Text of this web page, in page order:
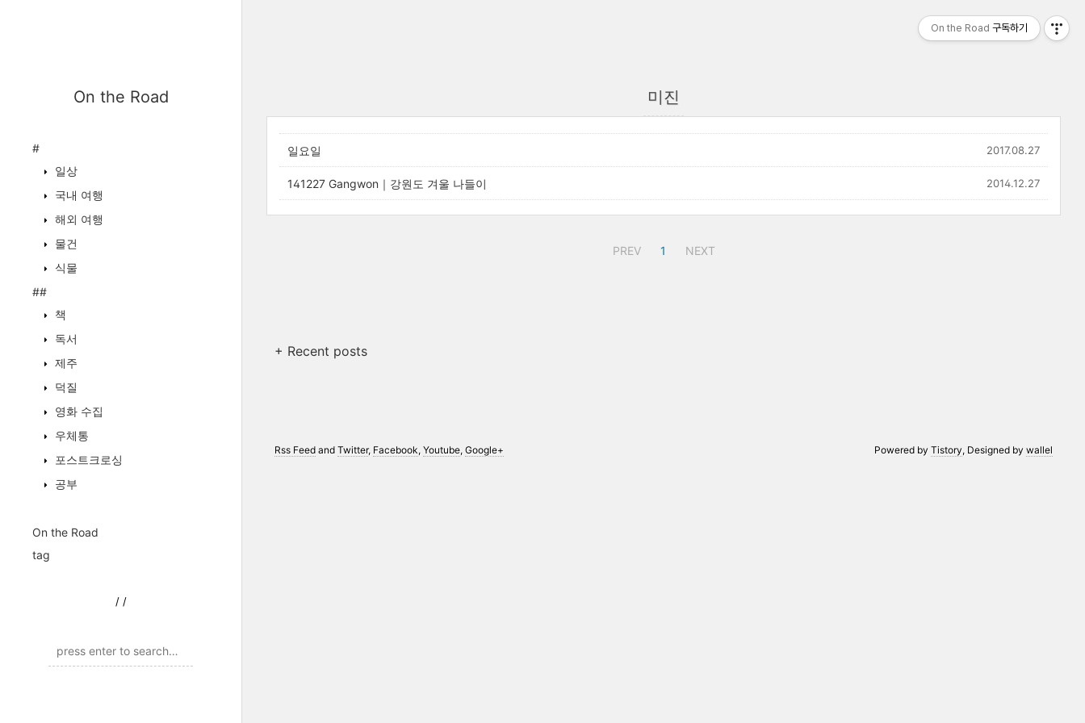
On the Road
#
일상
국내 여행
해외 여행
물건
식물
##
책
독서
제주
덕질
영화 수집
우체통
포스트크로싱
공부
On the Road
tag
/ /
미진
일요일 2017.08.27
141227 Gangwon｜강원도 겨울 나들이 2014.12.27
PREV 1 NEXT
+ Recent posts
Powered byTistory, Designed bywallel
Rss Feedand Twitter, Facebook, Youtube, Google+
On the Road 구독하기